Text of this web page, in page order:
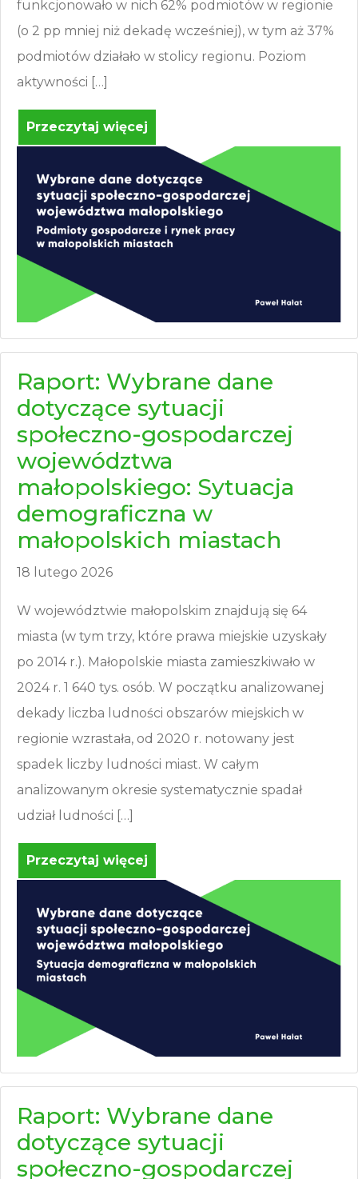
funkcjonowało w nich 62% podmiotów w regionie
(o 2 pp mniej niż dekadę wcześniej), w tym aż 37%
podmiotów działało w stolicy regionu. Poziom
aktywności […]
Przeczytaj więcej
Raport: Wybrane dane
dotyczące sytuacji
społeczno-gospodarczej
województwa
małopolskiego: Sytuacja
demograficzna w
małopolskich miastach
18 lutego 2026
W województwie małopolskim znajdują się 64
miasta (w tym trzy, które prawa miejskie uzyskały
po 2014 r.). Małopolskie miasta zamieszkiwało w
2024 r. 1 640 tys. osób. W początku analizowanej
dekady liczba ludności obszarów miejskich w
regionie wzrastała, od 2020 r. notowany jest
spadek liczby ludności miast. W całym
analizowanym okresie systematycznie spadał
udział ludności […]
Przeczytaj więcej
Raport: Wybrane dane
dotyczące sytuacji
społeczno-gospodarczej